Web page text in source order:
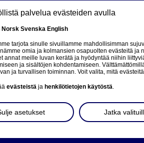
Tietoa meistä
palvelua evästeiden avulla
Norsk Svenska English
tarjota sinulle sivuillamme mahdollisimman
omia ja kolmansien osapuolten evästeitä ja
annat meille luvan kerätä ja hyödyntää niihin
ja sisältöjen kohdentamiseen.
ja turvallisen toiminnan. Voit valita, mitä
evästeistä ja henkilötietojen käytöstä.
Jatka
asetukset